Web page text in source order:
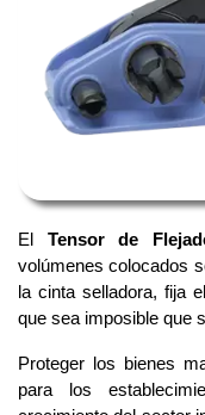
El Tensor de
volúmenes colocados
la cinta selladora, fija
que sea imposible que
Proteger los bienes
para los